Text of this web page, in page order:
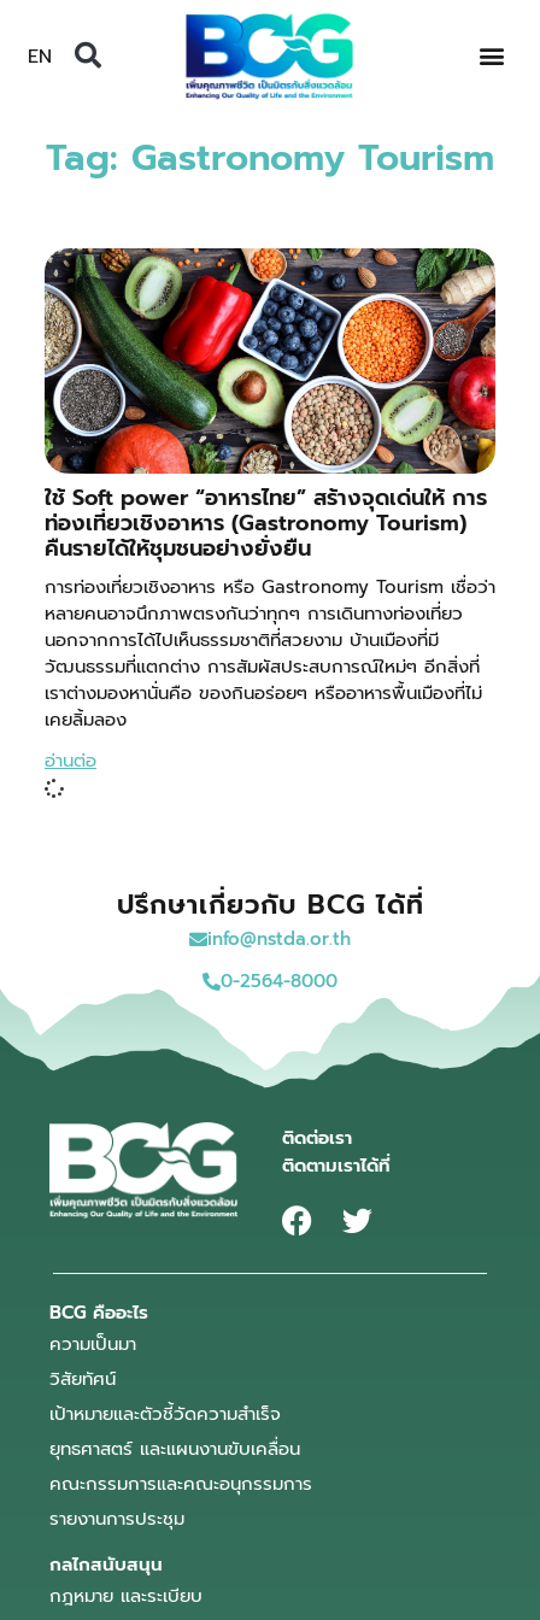
EN
Tag: Gastronomy Tourism
ใช้ Soft power “อาหารไทย” สร้างจุดเด่นให้ การ
ท่องเที่ยวเชิงอาหาร (Gastronomy Tourism)
คืนรายได้ให้ชุมชนอย่างยั่งยืน
การท่องเที่ยวเชิงอาหาร หรือ Gastronomy Tourism เชื่อว่า
หลายคนอาจนึกภาพตรงกันว่าทุกๆ การเดินทางท่องเที่ยว
นอกจากการได้ไปเห็นธรรมชาติที่สวยงาม บ้านเมืองที่มี
วัฒนธรรมที่แตกต่าง การสัมผัสประสบการณ์ใหม่ๆ อีกสิ่งที่
เราต่างมองหานั่นคือ ของกินอร่อยๆ หรืออาหารพื้นเมืองที่ไม่
เคยลิ้มลอง
อ่านต่อ
ปรึกษาเกี่ยวกับ BCG ได้ที่
info@nstda.or.th
0-2564-8000
ติดต่อเรา
ติดตามเราได้ที่
BCG คืออะไร
ความเป็นมา
วิสัยทัศน์
เป้าหมายและตัวชี้วัดความสำเร็จ
ยุทธศาสตร์ และแผนงานขับเคลื่อน
คณะกรรมการและคณะอนุกรรมการ
รายงานการประชุม
กลไกสนับสนุน
กฎหมาย และระเบียบ